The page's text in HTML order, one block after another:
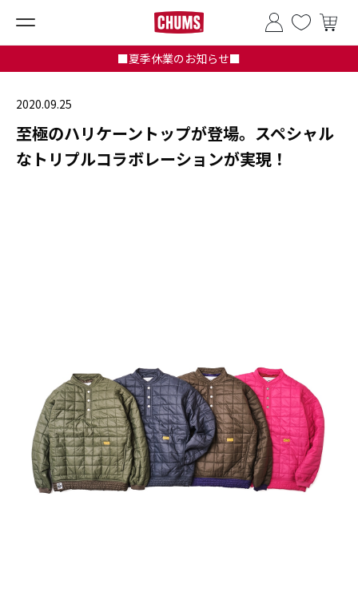
■夏季休業のお知らせ■
2020.09.25
至極のハリケーントップが登場。スペシャル
なトリプルコラボレーションが実現！